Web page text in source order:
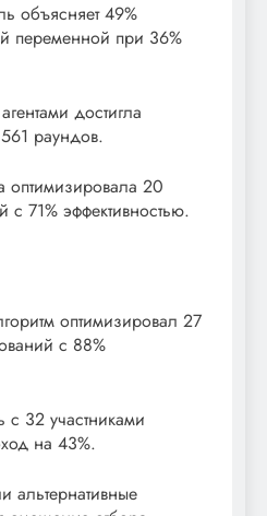
объясняет 49%
переменной при 36%
достигла
раундов.
оптимизировала 20
с 71% эффективностью.
оптимизировал 27
с 88%
32 участниками
на 43%.
альтернативные